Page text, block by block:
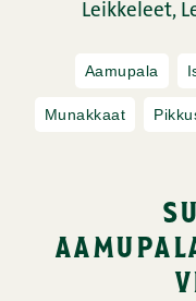
Leikkeleet,
Aamupala
Munakkaat